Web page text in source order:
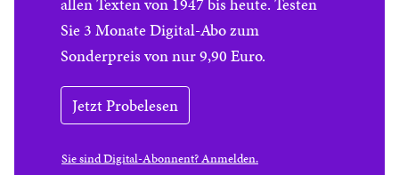
Sie 3 Monate Digital-Abo zum
Sonderpreis von nur 9,90 Euro.
Jetzt Probelesen
Sie sind Digital-Abonnent? Anmelden.